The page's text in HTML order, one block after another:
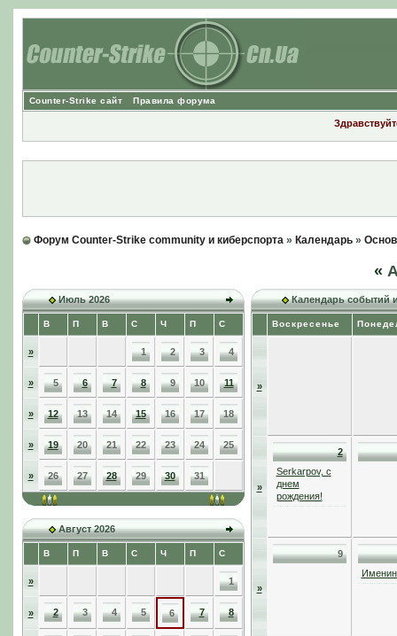
Counter-Strike сайт Правила форума
Форум Counter-Strike community и киберспорта» Календарь»
«
Июль 2026
В П В С Ч П С
» 1 2 3 4
» 5 6 7 8 9 10 11
» 12 13 14 15 16 17 18
» 19 20 21 22 23 24 25
» 26 27 28 29 30 31
Август 2026
В П В С Ч П С
» 1
» 2 3 4 5 6 7 8
Календарь событий
Воскресенье
»
»
2
Serkarpov, с
днем
рождения!
»
9